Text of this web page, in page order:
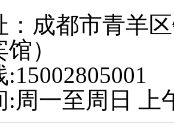
：成都市青羊
）
:周一至周日 上